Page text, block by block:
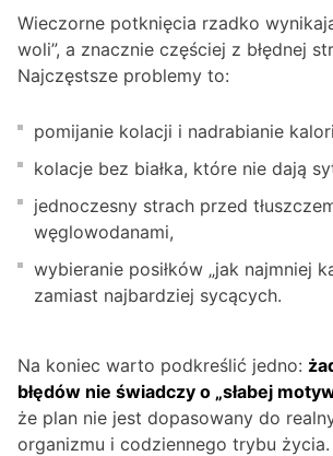
Wieczorne potknięcia rzadko
woli”, a znacznie częściej z błędnej
Najczęstsze problemy to:
pomijanie kolacji i nadrabianie
kolacje bez białka, które nie dają
jednoczesny strach przed
węglowodanami,
wybieranie posiłków „jak najmniej
zamiast najbardziej sycących.
Na koniec warto podkreślić jedno:
błędów nie świadczy o „słabej
że plan nie jest dopasowany do
organizmu i codziennego trybu